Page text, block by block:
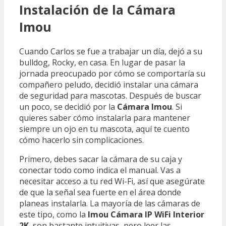
Instalación de la Cámara
Imou
Cuando Carlos se fue a trabajar un día, dejó a su
bulldog, Rocky, en casa. En lugar de pasar la
jornada preocupado por cómo se comportaría su
compañero peludo, decidió instalar una cámara
de seguridad para mascotas. Después de buscar
un poco, se decidió por la Cámara Imou. Si
quieres saber cómo instalarla para mantener
siempre un ojo en tu mascota, aquí te cuento
cómo hacerlo sin complicaciones.
Primero, debes sacar la cámara de su caja y
conectar todo como indica el manual. Vas a
necesitar acceso a tu red Wi-Fi, así que asegúrate
de que la señal sea fuerte en el área donde
planeas instalarla. La mayoría de las cámaras de
este tipo, como la Imou Cámara IP WiFi Interior